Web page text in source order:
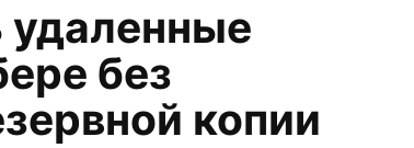
удаленные
без
копии